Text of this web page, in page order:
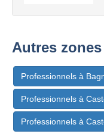
Autres
Professionnels à
Professionnels à
Professionnels à